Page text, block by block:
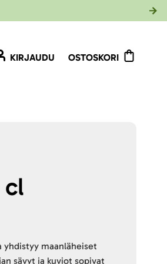
KIRJAUDU
OSTOSKORI
cl
yhdistyy maanläheiset
sävyt ja kuviot sopivat